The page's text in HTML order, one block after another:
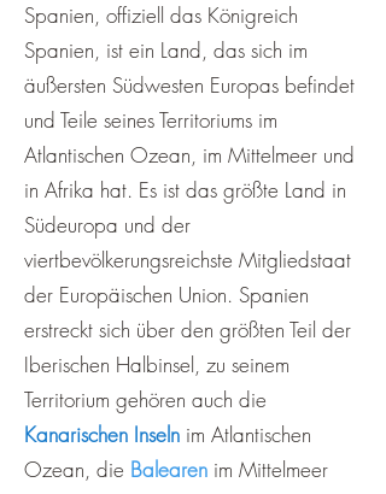
Spanien, offiziell das Königreich
Spanien, ist ein Land, das sich im
äußersten Südwesten Europas befindet
und Teile seines Territoriums im
Atlantischen Ozean, im Mittelmeer und
in Afrika hat. Es ist das größte Land in
Südeuropa und der
viertbevölkerungsreichste Mitgliedstaat
der Europäischen Union. Spanien
erstreckt sich über den größten Teil der
Iberischen Halbinsel, zu seinem
Territorium gehören auch die
Kanarischen Inseln im Atlantischen
Ozean, die Balearen im Mittelmeer